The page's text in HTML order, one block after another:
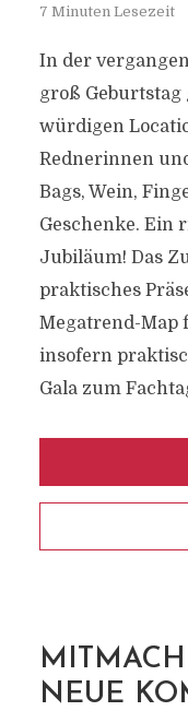
7 Minuten Lesezeit
In der
groß
würdigen
Rednerinnen
Bags, Wein,
Geschenke. Ein
Jubiläum! Das
praktisches
Megatrend-Map
insofern
Gala zum
NEUE